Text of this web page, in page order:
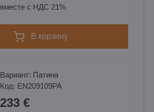
вместе с НДС 21%
в корзину
Вариант: Патина
Код: EN209109PA
233 €